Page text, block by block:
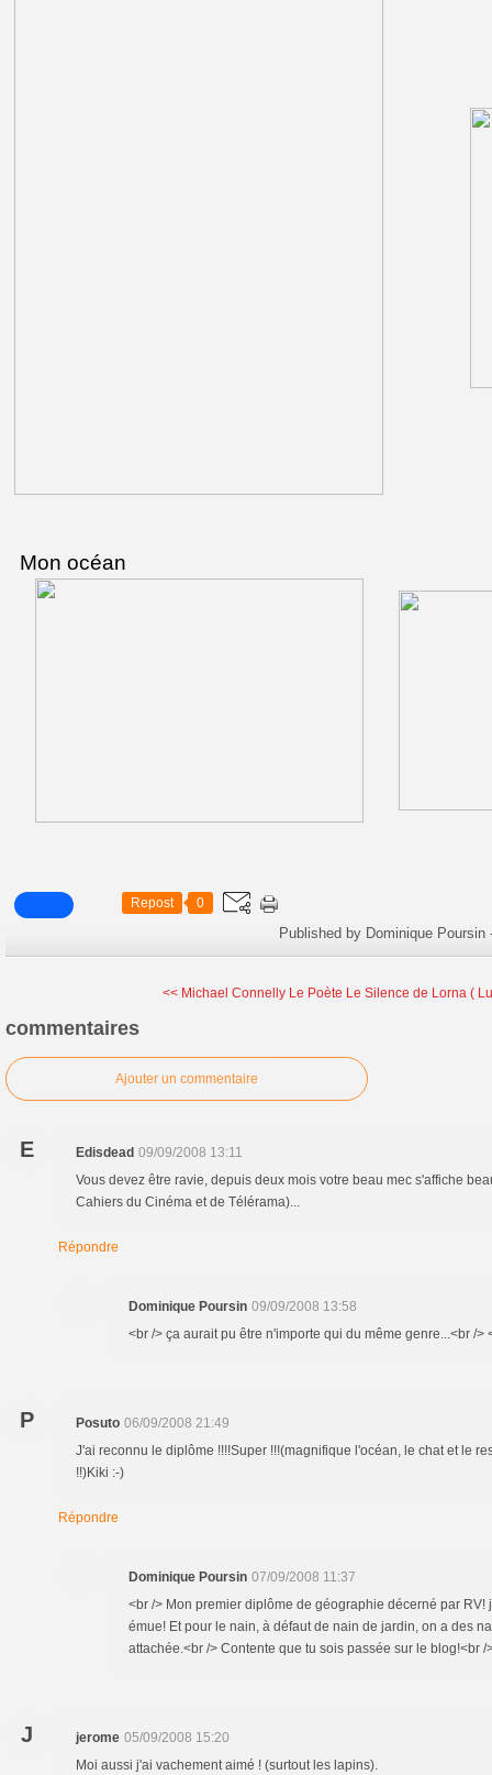
Mon océan
Repost 0
Published by Dominique Poursin
<< Michael Connelly Le Poète Le Silence de Lorna (
commentaires
Ajouter un commentaire
E Edisdead 09/09/2008 13:11
Vous devez être ravie, depuis deux mois votre beau mec s'affiche
Cahiers du Cinéma et de Télérama)...
Répondre
Dominique Poursin 09/09/2008 13:58
<br /> ça aurait pu être n'importe qui du même genre...<br />
P Posuto 06/09/2008 21:49
J'ai reconnu le diplôme !!!!Super !!!(magnifique l'océan, le chat et le
!!)Kiki :-)
Répondre
Dominique Poursin 07/09/2008 11:37
<br /> Mon premier diplôme de géographie décerné par RV!
émue! Et pour le nain, à défaut de nain de jardin, on a des
attachée.<br /> Contente que tu sois passée sur le blog!<br /
J jerome 05/09/2008 15:20
Moi aussi j'ai vachement aimé ! (surtout les lapins).